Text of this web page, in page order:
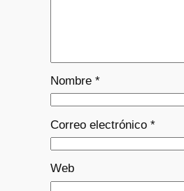
Nombre *
Correo electrónico *
Web